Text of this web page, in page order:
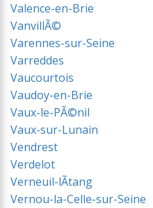
Valence-en-Brie
VanvillÃ©
Varennes-sur-Seine
Varreddes
Vaucourtois
Vaudoy-en-Brie
Vaux-le-PÃ©nil
Vaux-sur-Lunain
Vendrest
Verdelot
Verneuil-lÃtang
Vernou-la-Celle-sur-Seine